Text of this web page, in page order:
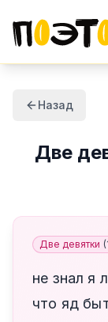
Назад
Две
Две девятки (
не знал я
что яд